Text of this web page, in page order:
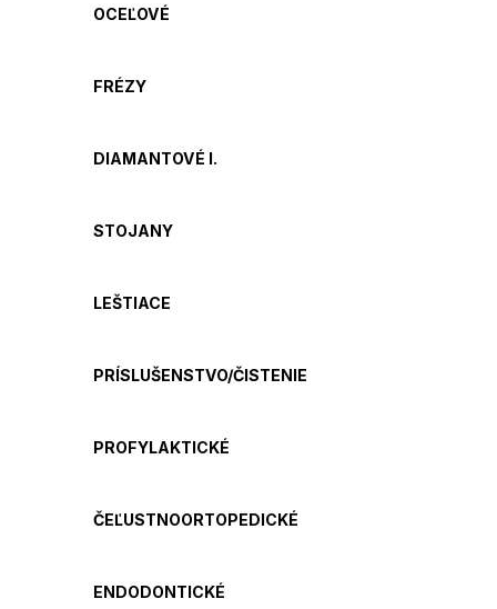
OCEĽOVÉ
FRÉZY
DIAMANTOVÉ I.
STOJANY
LEŠTIACE
PRÍSLUŠENSTVO/ČISTENIE
PROFYLAKTICKÉ
ČEĽUSTNOORTOPEDICKÉ
ENDODONTICKÉ